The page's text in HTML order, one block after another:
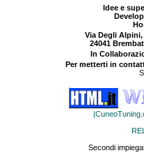
Idee e
Via Degli Alpini,
24041
In
Per metterti in
Secondi